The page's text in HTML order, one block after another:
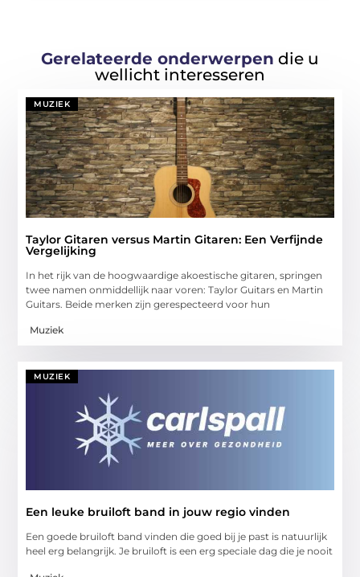
Gerelateerde onderwerpen die u
wellicht interesseren
MUZIEK
Taylor Gitaren versus Martin Gitaren: Een Verfijnde
Vergelijking
In het rijk van de hoogwaardige akoestische gitaren, springen
twee namen onmiddellijk naar voren: Taylor Guitars en Martin
Guitars. Beide merken zijn gerespecteerd voor hun
Muziek
MUZIEK
Een leuke bruiloft band in jouw regio vinden
Een goede bruiloft band vinden die goed bij je past is natuurlijk
heel erg belangrijk. Je bruiloft is een erg speciale dag die je nooit